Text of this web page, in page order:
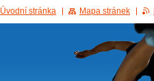
Úvodní stránka Mapa stránek